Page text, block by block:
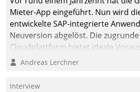
Mieter-App eingeführt. Nun wird
entwickelte SAP-integrierte
Neuversion abgelöst. Die
Cloudplattform bietet ideale
die Funktionalität der App zu
integrieren.
Andreas Lerchner
Interview